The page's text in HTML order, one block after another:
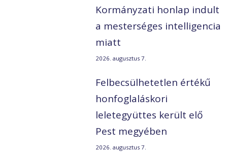
Kormányzati honlap indult
a mesterséges intelligencia
miatt
2026. augusztus 7.
Felbecsülhetetlen értékű
honfoglaláskori
leletegyüttes került elő
Pest megyében
2026. augusztus 7.